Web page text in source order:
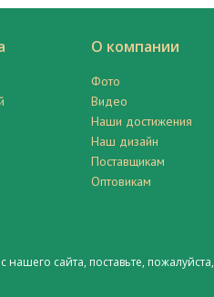
О компании
Фото
Видео
Наши достижения
Наш дизайн
Поставщикам
Оптовикам
сайта, поставьте, пожалуйста,